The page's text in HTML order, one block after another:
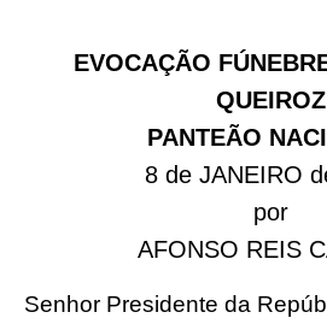
EVOCAÇÃO
QUEIROZ
PANTEÃO
8 de JANEIRO
por
AFONSO REIS
Senhor Presidente da